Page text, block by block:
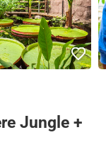
Jungle +